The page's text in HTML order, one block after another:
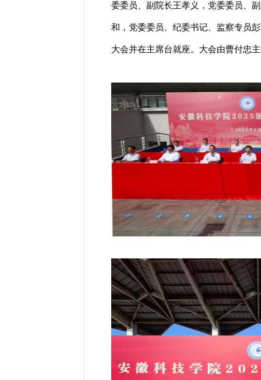
委委员、副院长王孝义，党委委员、
和，党委委员、纪委书记、监察专员
大会并在主席台就座。大会由曹付忠主